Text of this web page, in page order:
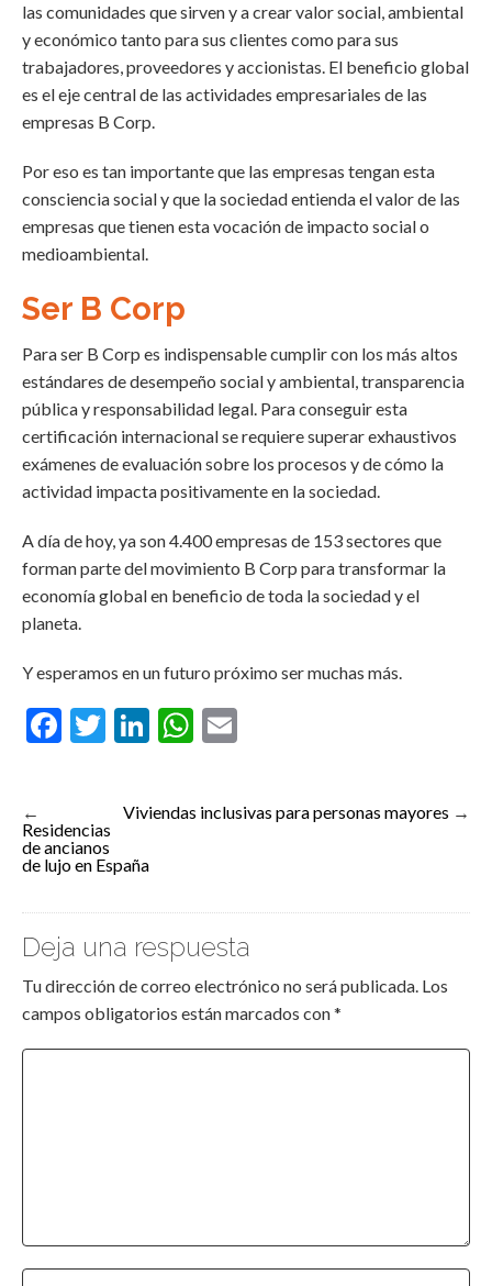
las comunidades que sirven y a crear valor social, ambiental
y económico tanto para sus clientes como para sus
trabajadores, proveedores y accionistas. El beneficio global
es el eje central de las actividades empresariales de las
empresas B Corp.
Por eso es tan importante que las empresas tengan esta
consciencia social y que la sociedad entienda el valor de las
empresas que tienen esta vocación de impacto social o
medioambiental.
Ser B Corp
Para ser B Corp es indispensable cumplir con los más altos
estándares de desempeño social y ambiental, transparencia
pública y responsabilidad legal. Para conseguir esta
certificación internacional se requiere superar exhaustivos
exámenes de evaluación sobre los procesos y de cómo la
actividad impacta positivamente en la sociedad.
A día de hoy, ya son 4.400 empresas de 153 sectores que
forman parte del movimiento B Corp para transformar la
economía global en beneficio de toda la sociedad y el
planeta.
Y esperamos en un futuro próximo ser muchas más.
Facebook
Twitter
LinkedIn
WhatsApp
Viviendas inclusivas para personas mayores →
←
Residencias
de ancianos
de lujo en España
Deja una respuesta
Tu dirección de correo electrónico no será publicada. Los
campos obligatorios están marcados con*